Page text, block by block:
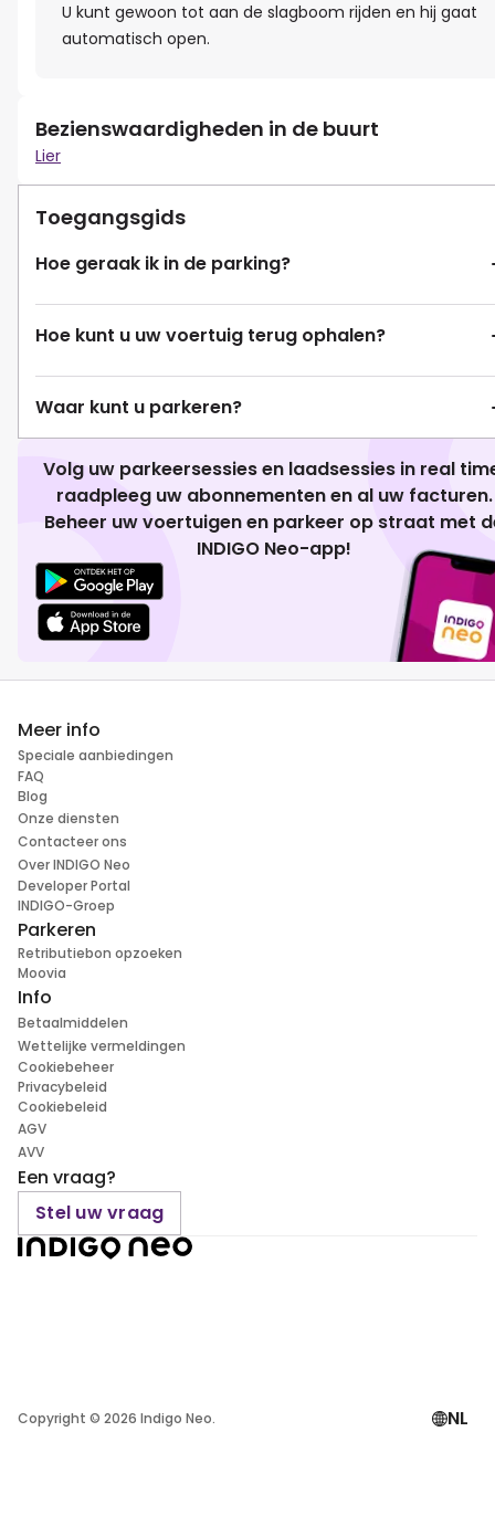
U kunt gewoon tot aan de slagboom rijden en hij gaat
automatisch open.
Bezienswaardigheden in de buurt
Lier
Toegangsgids
Hoe geraak ik in de parking?
Hoe kunt u uw voertuig terug ophalen?
Waar kunt u parkeren?
Volg uw parkeersessies en laadsessies in real
raadpleeg uw abonnementen en al uw facturen.
Beheer uw voertuigen en parkeer op straat met
INDIGO Neo-app!
Meer info
Speciale aanbiedingen
FAQ
Blog
Onze diensten
Contacteer ons
Over INDIGO Neo
Developer Portal
INDIGO-Groep
Parkeren
Retributiebon opzoeken
Moovia
Info
Betaalmiddelen
Wettelijke vermeldingen
Cookiebeheer
Privacybeleid
Cookiebeleid
AGV
AVV
Een vraag?
Stel uw vraag
Copyright © 2026 Indigo Neo. NL